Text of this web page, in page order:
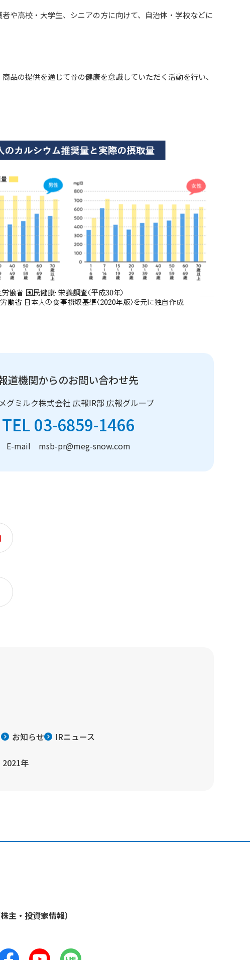
や高校・大学生、シニアの方に向けて、自治体・学校などに
品の提供を通じて骨の健康を意識していただく活動を行い、
道機関からのお問い合わせ先
グミルク株式会社 広報IR部 広報グループ
TEL 03-6859-1466
E-mail msb-pr@meg-snow.com
お知らせ IRニュース
2021年
主・投資家情報）